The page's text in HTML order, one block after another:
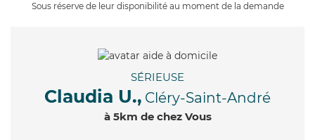
Sous réserve de leur disponibilité au moment de la demande
SÉRIEUSE
Claudia U., Cléry-Saint-André
à 5km de chez Vous